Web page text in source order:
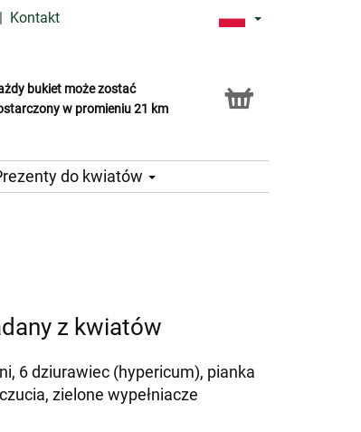
| Kontakt
bukiet może zostać
w promieniu 21 km
Click & Collect
do kwiatów
z kwiatów
6 dziurawiec (hypericum), pianka
zielone wypełniacze